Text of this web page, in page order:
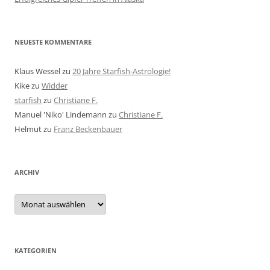
NEUESTE KOMMENTARE
Klaus Wesselzu 20 Jahre Starfish-Astrologie!
Kikezu Widder
starfish zu Christiane F.
Manuel 'Niko' Lindemann zu Christiane F.
Helmutzu Franz Beckenbauer
ARCHIV
Archiv
KATEGORIEN